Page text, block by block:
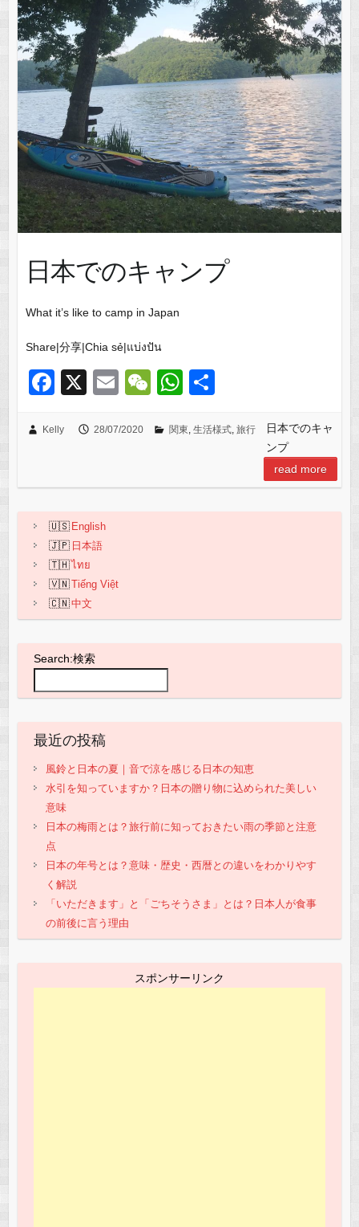
日本でのキャンプ
What it’s like to camp in Japan
Share|分享|Chia sẻ|แบ่งปัน
F
c
b
o
k
X E
ail
W
C
at
W
at
A
共
Kelly 28/07/2020 関東 生活様式, 旅行
日本でのキャ
ンプ
read more
English
日本語
ไทย
Tiếng Việt
中文
Search:検索
最近の投稿
風鈴と日本の夏｜音で涼を感じる日本の知恵
水引を知っていますか？日本の贈り物に込められた美しい
意味
日本の梅雨とは？旅行前に知っておきたい雨の季節と注意
点
日本の年号とは？意味・歴史・西暦との違いをわかりやす
く解説
「いただきます」と「ごちそうさま」とは？日本人が食事
の前後に言う理由
スポンサーリンク